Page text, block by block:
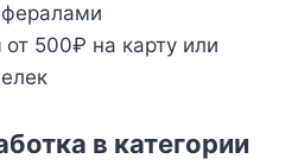
от 500₽ на карту или
в категории